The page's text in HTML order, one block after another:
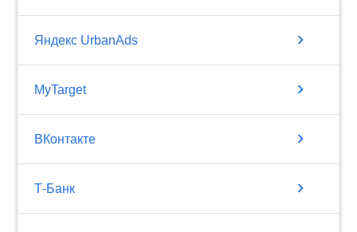
Яндекс UrbanAds chevron_right
MyTarget chevron_right
ВКонтакте chevron_right
Т-Банк chevron_right